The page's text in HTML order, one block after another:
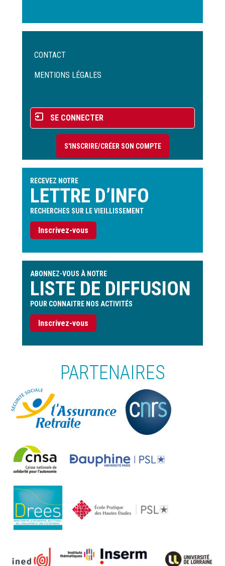
Menu
de
CONTACT
MENTIONS LÉGALES
Menu
du
compte
l'utilisateur
SE CONNECTER
S'INSCRIRE/CRÉER SON COMPTE
RECEVEZ NOTRE
LETTRE D’INFO
RECHERCHES SUR LE VIEILLISSEMENT
Inscrivez-vous
ABONNEZ-VOUS À NOTRE
LISTE DE DIFFUSION
POUR CONNAITRE NOS ACTIVITÉS
Inscrivez-vous
PARTENAIRES